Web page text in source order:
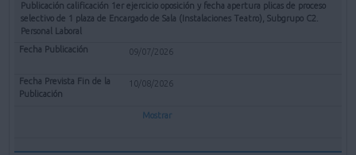
Publicación calificación 1er ejercicio oposición y fecha apertura plicas de proceso
selectivo de 1 plaza de Encargado de Sala (Instalaciones Teatro), Subgrupo C2.
Personal Laboral
09/07/2026
10/08/2026
Mostrar